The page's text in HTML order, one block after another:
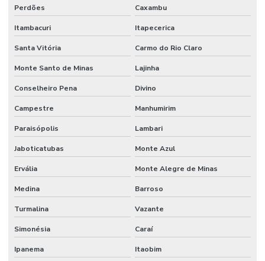
Perdões Caxambu
Itambacuri Itapecerica
Santa Vitória Carmo do Rio Claro
Monte Santo de Minas Lajinha
Conselheiro Pena Divino
Campestre Manhumirim
Paraisópolis Lambari
Jaboticatubas Monte Azul
Ervália Monte Alegre de Minas
Medina Barroso
Turmalina Vazante
Simonésia Caraí
Ipanema Itaobim